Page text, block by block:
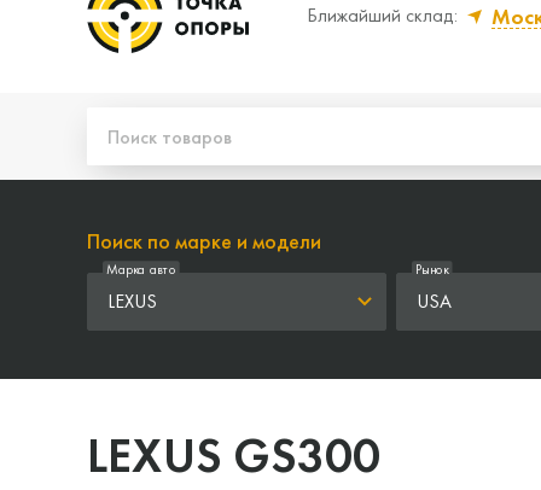
Ближайший склад:
Поиск по марке и модели
LEXUS
Марка авто
USA
Рынок
LEXUS GS300